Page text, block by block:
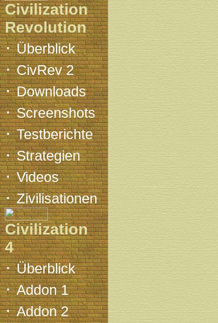
Civilization
Revolution
·Überblick
·CivRev 2
·Downloads
·Screenshots
·Testberichte
·Strategien
·Videos
·Zivilisationen
Civilization
4
·Überblick
·Addon 1
·Addon 2